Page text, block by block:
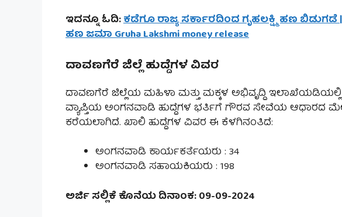
ಇದನ್ನೂ ಓದಿ:ಕಡೆಗೂ ರಾಜ್ಯ ಸರ್ಕಾರದಿಂದ ಗೃಹಲಕ್ಷ್ಮಿ ಹಣ
ಹಣ ಜಮಾ Gruha Lakshmi money release
ದಾವಣಗೆರೆ ಜಿಲ್ಲೆ ಹುದ್ದೆಗಳ ವಿವರ
ದಾವಣಗೆರೆ ಜಿಲ್ಲೆಯ ಮಹಿಳಾ ಮತ್ತು ಮಕ್ಕಳ ಅಭಿವೃದ್ದಿ
ವ್ಯಾಪ್ತಿಯ ಅಂಗನವಾಡಿ ಹುದ್ದೆಗಳ ಭರ್ತಿಗೆ ಗೌರವ ಸೇವೆಯ ಆಧಾರದ
ಕರೆಯಲಾಗಿದೆ. ಖಾಲಿ ಹುದ್ದೆಗಳ ವಿವರ ಈ ಕೆಳಗಿನಂತಿದೆ:
ಅಂಗನವಾಡಿ ಕಾರ್ಯಕರ್ತೆಯರು : 34
ಅಂಗನವಾಡಿ ಸಹಾಯಕಿಯರು : 198
ಅರ್ಜಿ ಸಲ್ಲಿಕೆ ಕೊನೆಯ ದಿನಾಂಕ: 09-09-2024